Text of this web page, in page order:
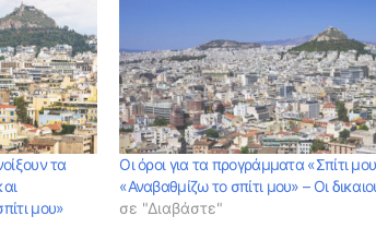
τα
μου»
Οι όροι για τα προγράμματα «Σπίτι μου
«Αναβαθμίζω το σπίτι μου» – Οι
σε "Διαβάστε"